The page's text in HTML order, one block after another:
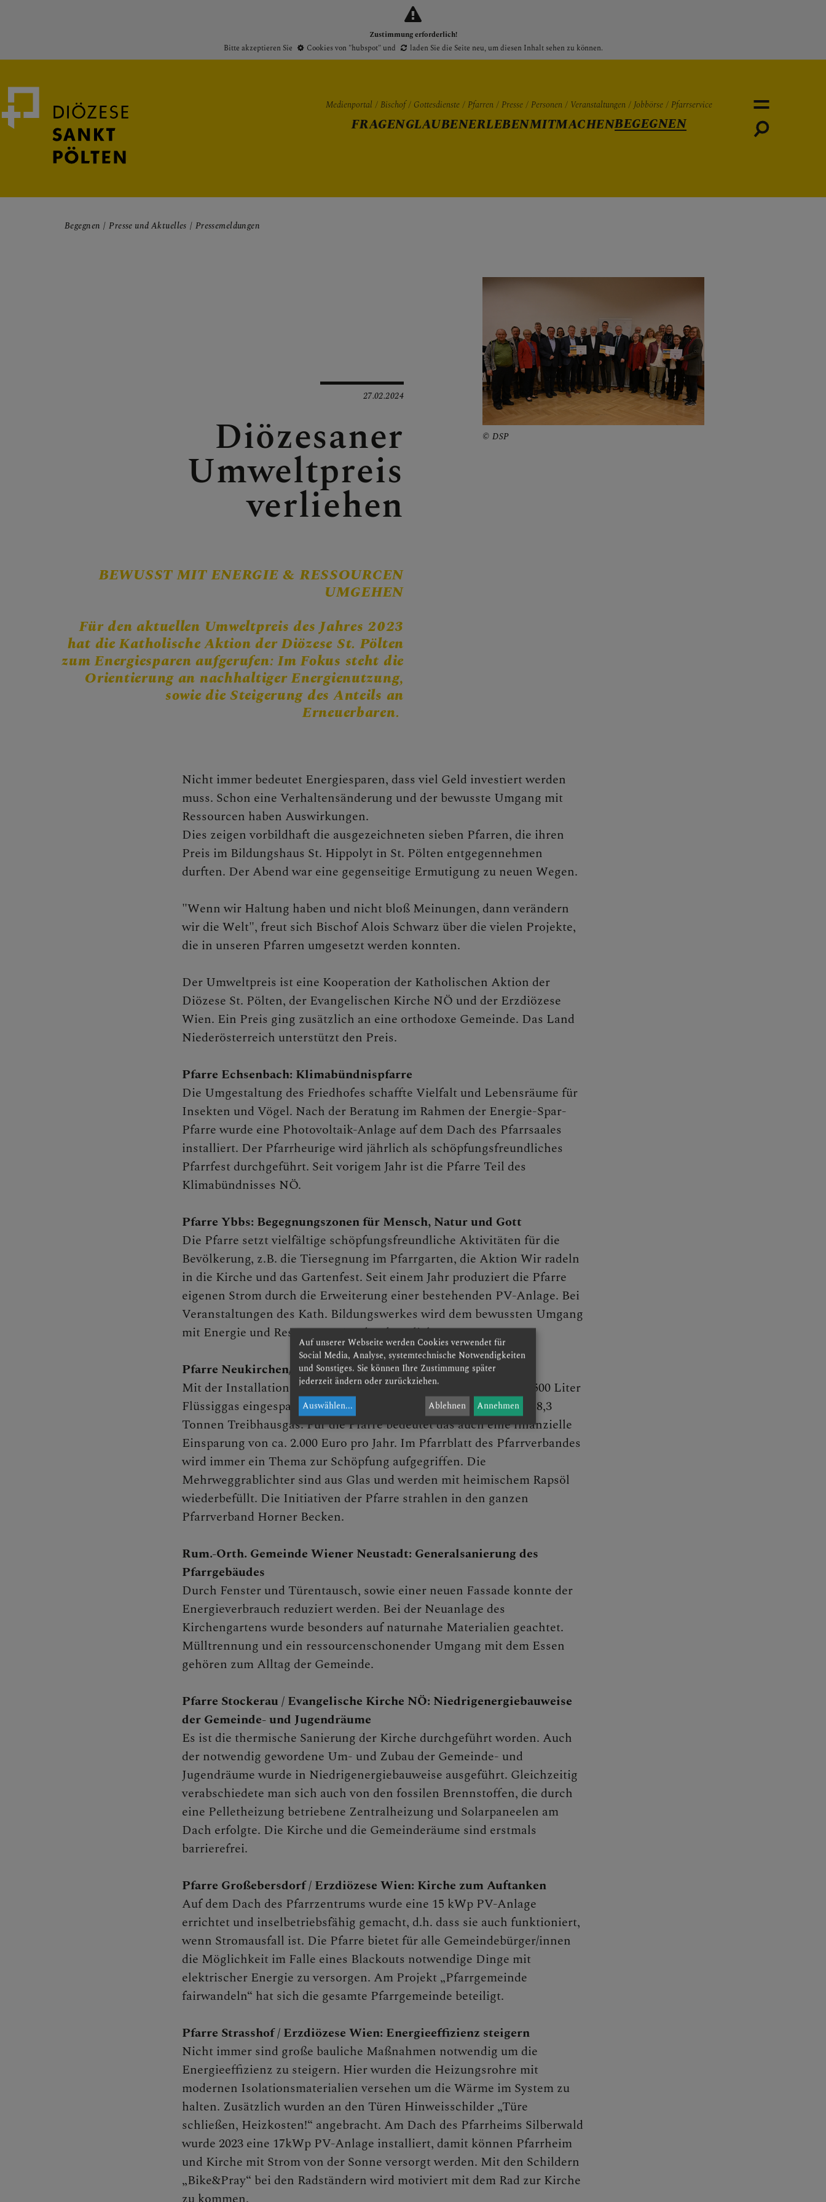
Zustimmung erforderlich!
Bitte akzeptieren Sie
Cookies von "hubspot"und laden Sie die Seite neu, um diesen Inhalt sehen zu können.
Medienportal Bischof
GLAUBEN
ERLEBEN
MITMACHEN
BEGEGNEN
Seelsorge
Bischof
Personen
Diözesane Verwaltung
Pfarren
Medienplattform
Kontakt
Caritas St. Pölten & NÖ-West
Familie
Presse und Aktuelles
Gewalt & Missbrauch
Medienportal Bischof Gottesdienste Pfarren Presse Personen Veranstaltungen Jobbörse Pfarrservice
FRAGENGLAUBENERLEBENMITMACHENBEGEGNEN
Begegnen Presse und Aktuelles Pressemeldungen
27.02.2024
Diözesaner
Umweltpreis
verliehen
BEWUSST MIT ENERGIE & RESSOURCEN
UMGEHEN
Für den aktuellen Umweltpreis des Jahres 2023
hat die Katholische Aktion der Diözese St. Pölten
zum Energiesparen aufgerufen: Im Fokus steht die
Orientierung an nachhaltiger Energienutzung,
sowie die Steigerung des Anteils an
Erneuerbaren.
DSP
Nicht immer bedeutet Energiesparen, dass viel Geld investiert werden
muss. Schon eine Verhaltensänderung und der bewusste Umgang mit
Ressourcen haben Auswirkungen.
Dies zeigen vorbildhaft die ausgezeichneten sieben Pfarren, die ihren
Preis im Bildungshaus St. Hippolyt in St. Pölten entgegennehmen
durften. Der Abend war eine gegenseitige Ermutigung zu neuen Wegen.
"Wenn wir Haltung haben und nicht bloß Meinungen, dann verändern
wir die Welt", freut sich Bischof Alois Schwarz über die vielen Projekte,
die in unseren Pfarren umgesetzt werden konnten.
Der Umweltpreis ist eine Kooperation der Katholischen Aktion der
Diözese St. Pölten, der Evangelischen Kirche NÖ und der Erzdiözese
Wien. Ein Preis ging zusätzlich an eine orthodoxe Gemeinde. Das Land
Niederösterreich unterstützt den Preis.
Pfarre Echsenbach: Klimabündnispfarre
Die Umgestaltung des Friedhofes schaffte Vielfalt und Lebensräume für
Insekten und Vögel. Nach der Beratung im Rahmen der Energie-Spar-
Pfarre wurde eine Photovoltaik-Anlage auf dem Dach des Pfarrsaales
installiert. Der Pfarrheurige wird jährlich als schöpfungsfreundliches
Pfarrfest durchgeführt. Seit vorigem Jahr ist die Pfarre Teil des
Klimabündnisses NÖ.
Pfarre Ybbs: Begegnungszonen für Mensch, Natur und Gott
Die Pfarre setzt vielfältige schöpfungsfreundliche Aktivitäten für die
Bevölkerung, z.B. die Tiersegnung im Pfarrgarten, die Aktion Wir radeln
in die Kirche und das Gartenfest. Seit einem Jahr produziert die Pfarre
eigenen Strom durch die Erweiterung einer bestehenden PV-Anlage. Bei
Veranstaltungen des Kath. Bildungswerkes wird dem bewussten Umgang
mit Energie und Ressourcen Ausdruck verliehen.
Pfarre Neukirchen/Wild: Umstieg von Flüssiggas auf Pellets
Mit der Installation einer Pelletheizung werden pro Jahr rund 4.500 Liter
Flüssiggas eingespart. Umgerechnet sind das Einsparungen von 8,3
Tonnen Treibhausgas. Für die Pfarre bedeutet das auch eine finanzielle
Einsparung von ca. 2.000 Euro pro Jahr. Im Pfarrblatt des Pfarrverbandes
wird immer ein Thema zur Schöpfung aufgegriffen. Die
Mehrweggrablichter sind aus Glas und werden mit heimischem Rapsöl
wiederbefüllt. Die Initiativen der Pfarre strahlen in den ganzen
Pfarrverband Horner Becken.
Rum.-Orth. Gemeinde Wiener Neustadt: Generalsanierung des
Pfarrgebäudes
Durch Fenster und Türentausch, sowie einer neuen Fassade konnte der
Energieverbrauch reduziert werden. Bei der Neuanlage des
Kirchengartens wurde besonders auf naturnahe Materialien geachtet.
Mülltrennung und ein ressourcenschonender Umgang mit dem Essen
gehören zum Alltag der Gemeinde.
Pfarre Stockerau / Evangelische Kirche NÖ: Niedrigenergiebauweise
der Gemeinde- und Jugendräume
Es ist die thermische Sanierung der Kirche durchgeführt worden. Auch
der notwendig gewordene Um- und Zubau der Gemeinde- und
Jugendräume wurde in Niedrigenergiebauweise ausgeführt. Gleichzeitig
verabschiedete man sich auch von den fossilen Brennstoffen, die durch
eine Pelletheizung betriebene Zentralheizung und Solarpaneelen am
Dach erfolgte. Die Kirche und die Gemeinderäume sind erstmals
barrierefrei.
Pfarre Großebersdorf / Erzdiözese Wien: Kirche zum Auftanken
Auf dem Dach des Pfarrzentrums wurde eine 15 kWp PV-Anlage
errichtet und inselbetriebsfähig gemacht, d.h. dass sie auch funktioniert,
wenn Stromausfall ist. Die Pfarre bietet für alle Gemeindebürger/innen
die Möglichkeit im Falle eines Blackouts notwendige Dinge mit
elektrischer Energie zu versorgen. Am Projekt „Pfarrgemeinde
fairwandeln“ hat sich die gesamte Pfarrgemeinde beteiligt.
Pfarre Strasshof / Erzdiözese Wien: Energieeffizienz steigern
Nicht immer sind große bauliche Maßnahmen notwendig um die
Energieeffizienz zu steigern. Hier wurden die Heizungsrohre mit
modernen Isolationsmaterialien versehen um die Wärme im System zu
halten. Zusätzlich wurden an den Türen Hinweisschilder „Türe
schließen, Heizkosten!“ angebracht. Am Dach des Pfarrheims Silberwald
wurde 2023 eine 17kWp PV-Anlage installiert, damit können Pfarrheim
und Kirche mit Strom von der Sonne versorgt werden. Mit den Schildern
„Bike&Pray“ bei den Radständern wird motiviert mit dem Rad zur Kirche
Auf unserer Webseite werden Cookies verwendet für
Social Media, Analyse, systemtechnische Notwendigkeiten
und Sonstiges. Sie können Ihre Zustimmung später
jederzeit ändern oder zurückziehen.
Auswählen... Ablehnen Annehmen